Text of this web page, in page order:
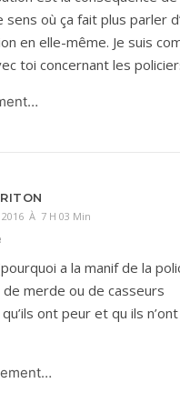
sens où ça fait plus parler
en elle-même. Je suis
toi concernant les
À 7 H 03 Min
a la manif de la
merde ou de casseurs
ont peur et qu ils n’ont